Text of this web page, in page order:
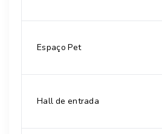
Espaço Pet
Hall de entrada